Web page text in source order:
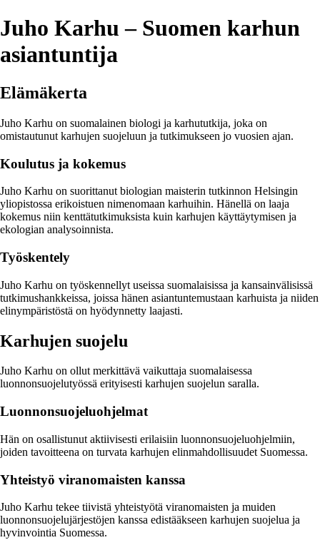
Juho Karhu – Suomen karhun
asiantuntija
Elämäkerta
Juho Karhu on suomalainen biologi ja karhututkija, joka on
omistautunut karhujen suojeluun ja tutkimukseen jo vuosien ajan.
Koulutus ja kokemus
Juho Karhu on suorittanut biologian maisterin tutkinnon Helsingin
yliopistossa erikoistuen nimenomaan karhuihin. Hänellä on laaja
kokemus niin kenttätutkimuksista kuin karhujen käyttäytymisen ja
ekologian analysoinnista.
Työskentely
Juho Karhu on työskennellyt useissa suomalaisissa ja kansainvälisissä
tutkimushankkeissa, joissa hänen asiantuntemustaan karhuista ja niiden
elinympäristöstä on hyödynnetty laajasti.
Karhujen suojelu
Juho Karhu on ollut merkittävä vaikuttaja suomalaisessa
luonnonsuojelutyössä erityisesti karhujen suojelun saralla.
Luonnonsuojeluohjelmat
Hän on osallistunut aktiivisesti erilaisiin luonnonsuojeluohjelmiin,
joiden tavoitteena on turvata karhujen elinmahdollisuudet Suomessa.
Yhteistyö viranomaisten kanssa
Juho Karhu tekee tiivistä yhteistyötä viranomaisten ja muiden
luonnonsuojelujärjestöjen kanssa edistääkseen karhujen suojelua ja
hyvinvointia Suomessa.